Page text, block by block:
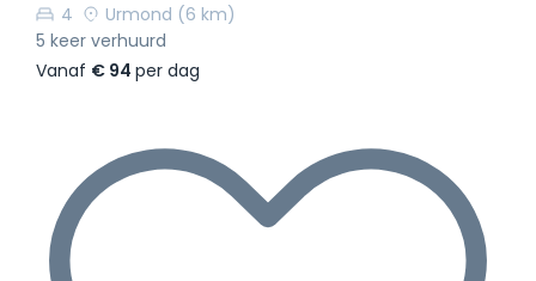
4
Urmond (6 km)
5 keer verhuurd
Vanaf € 94 per dag